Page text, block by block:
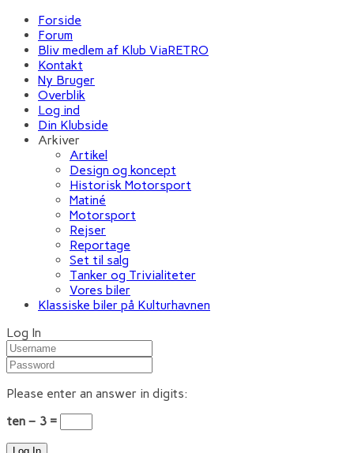
Forside
Forum
Bliv medlem af Klub ViaRETRO
Kontakt
Ny Bruger
Overblik
Log ind
Din Klubside
Arkiver
Artikel
Design og koncept
Historisk Motorsport
Matiné
Motorsport
Rejser
Reportage
Set til salg
Tanker og Trivialiteter
Vores biler
Klassiske biler på Kulturhavnen
Log In
Please enter an answer in digits:
ten − 3 =